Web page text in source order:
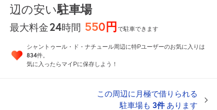
辺の安い駐車場
最大料金24時間 550円で駐車できます
シャントゥール・ド・ナチュール周辺に特Pユーザーのお気に入りは
834件。
気に入ったらマイPに保存しよう！
この周辺に月極で借りられる
駐車場も 3件あります